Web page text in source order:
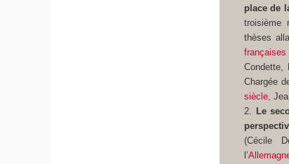
place de
troisième
thèses
Condette,
Chargée
siècle,
Le
(Cécile
l’